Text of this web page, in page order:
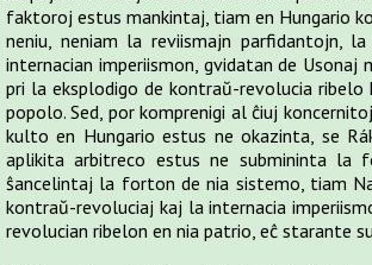
faktoroj estus mankintaj, tiam en Hungario
neniu, neniam la reviismajn parfidantojn,
internacian imperiismon, gvidatan de
pri la eksplodigo de kontraŭ-revolucia
popolo. Sed, por komprenigi al ĉiuj
kulto en Hungario estus ne okazinta, se
aplikita arbitreco estus ne submininta
ŝancelintaj la forton de nia sistemo, tiam
kontraŭ-revoluciaj kaj la internacia
revolucian ribelon en nia patrio, eĉ starante